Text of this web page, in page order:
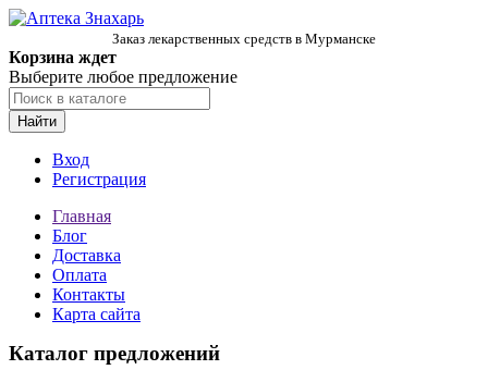
Заказ лекарственных средств в Мурманске
Корзина ждет
Выберите любое предложение
Найти
Вход
Регистрация
Главная
Блог
Доставка
Оплата
Контакты
Карта сайта
Каталог предложений